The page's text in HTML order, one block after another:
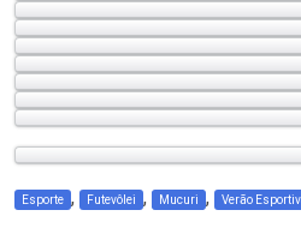
Esporte , Futevôlei , Mucuri , Verão